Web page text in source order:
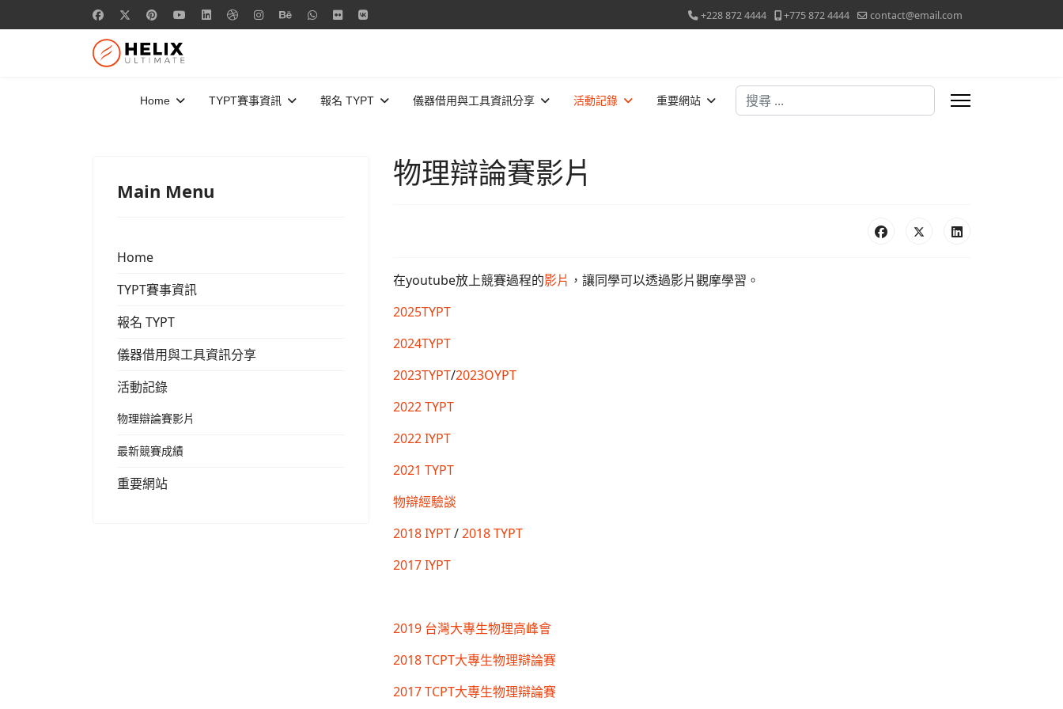
+228 872 4444 +775 872 4444 contact@email.com
Home TYPT賽事資訊 報名 TYPT 儀器借用與工具資訊分享 活動記錄 重要網站 搜尋
Main Menu
Home
TYPT賽事資訊
報名 TYPT
儀器借用與工具資訊分享
活動記錄
物理辯論賽影片
最新競賽成績
重要網站
物理辯論賽影片
在youtube放上競賽過程的影片 ，讓同學可以透過影片觀摩學習。
2025TYPT
2024TYPT
2023TYPT/2023OYPT
2022 TYPT
2022 IYPT
2021 TYPT
物辯經驗談
2018 IYPT/2018 TYPT
2017 IYPT
2019 台灣大專生物理高峰會
2018 TCPT大專生物理辯論賽
2017 TCPT大專生物理辯論賽